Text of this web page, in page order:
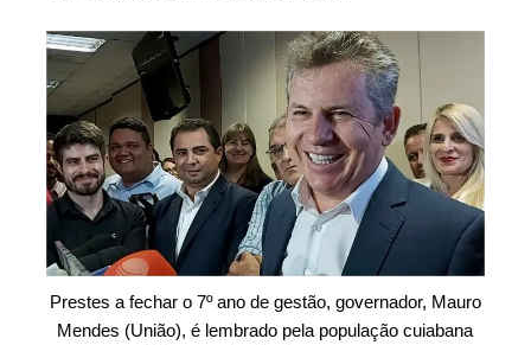
Prestes a fechar o 7º ano de gestão, governador, Mauro
Mendes (União), é lembrado pela população cuiabana